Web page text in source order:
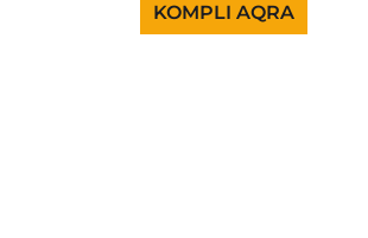
KOMPLI AQRA